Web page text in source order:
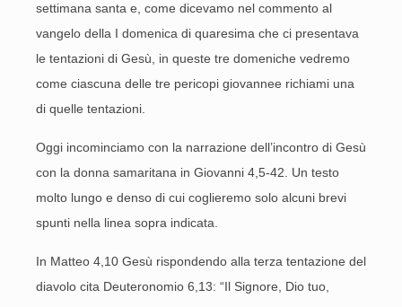
settimana santa e, come dicevamo nel commento al
vangelo della I domenica di quaresima che ci presentava
le tentazioni di Gesù, in queste tre domeniche vedremo
come ciascuna delle tre pericopi giovannee richiami una
di quelle tentazioni.
Oggi incominciamo con la narrazione dell’incontro di Gesù
con la donna samaritana in Giovanni 4,5-42. Un testo
molto lungo e denso di cui coglieremo solo alcuni brevi
spunti nella linea sopra indicata.
In Matteo 4,10 Gesù rispondendo alla terza tentazione del
diavolo cita Deuteronomio 6,13: “Il Signore, Dio tuo,